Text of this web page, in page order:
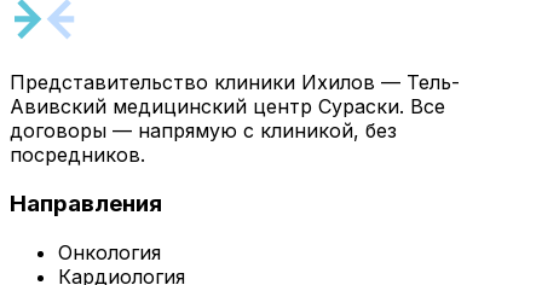
Представительство клиники Ихилов — Тель-
Авивский медицинский центр Сураски. Все
договоры — напрямую с клиникой, без
посредников.
Направления
Онкология
Кардиология